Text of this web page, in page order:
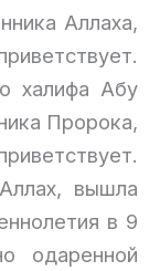
Аллаха,
халифа Абу
Пророка,
вышла
в 9
одаренной